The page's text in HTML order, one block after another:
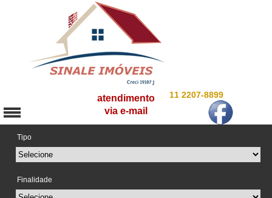
11 2207-8899
atendimento
via e-mail
Tipo
Finalidade